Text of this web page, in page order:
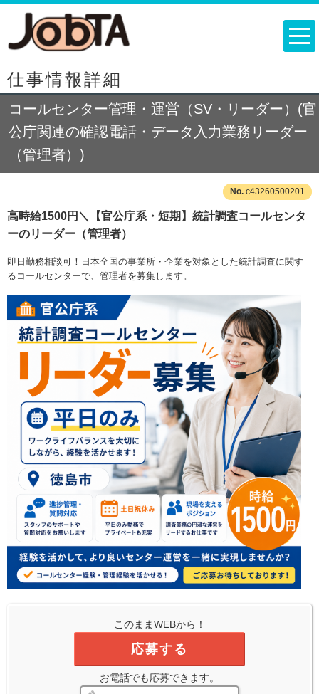
仕事情報詳細
コールセンター管理・運営（SV・リーダー）(官
公庁関連の確認電話・データ入力業務リーダー
（管理者）)
c43260500201
高時給1500円＼【官公庁系・短期】統計調査コールセンタ
ーのリーダー（管理者）
即日勤務相談可！日本全国の事業所・企業を対象とした統計調査に関す
るコールセンターで、管理者を募集します。
このままWEBから！
応募する
お電話でも応募できます。